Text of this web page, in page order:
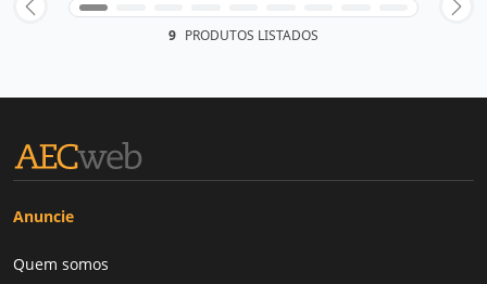
9 PRODUTOS LISTADOS
Anuncie
Quem somos